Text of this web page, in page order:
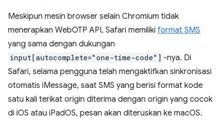
Meskipun mesin browser selain Chromium tidak
menerapkan WebOTP API, Safari memiliki format SMS
yang sama dengan dukungan
input[autocomplete="one-time-code"] -nya. Di
Safari, selama pengguna telah mengaktifkan sinkronisasi
otomatis iMessage, saat SMS yang berisi format kode
satu kali terikat origin diterima dengan origin yang cocok
di iOS atau iPadOS, pesan akan diteruskan ke macOS.